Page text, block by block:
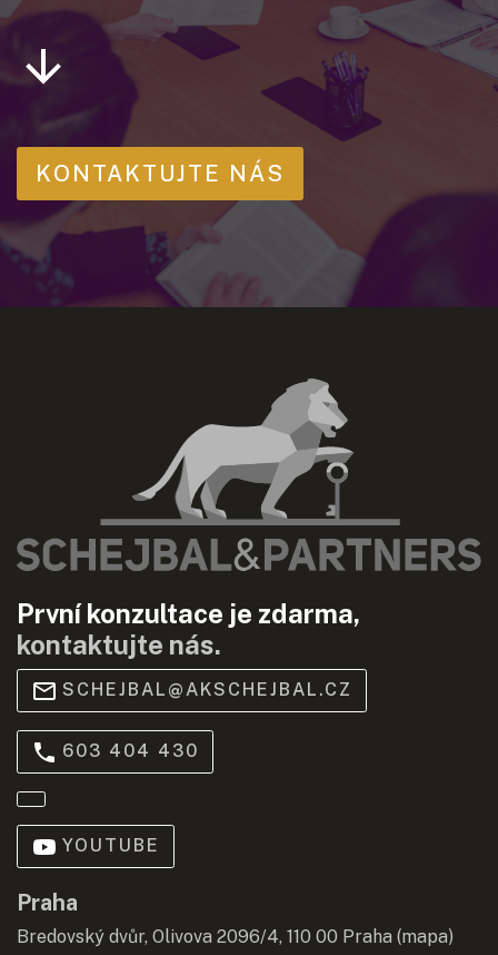
KONTAKTUJTE NÁS
První konzultace je zdarma,
kontaktujte nás.
SCHEJBAL@AKSCHEJBAL.CZ
603 404 430
YOUTUBE
Praha
Bredovský dvůr, Olivova 2096/4, 110 00 Praha (mapa)